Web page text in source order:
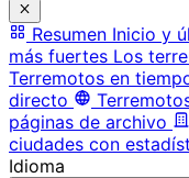
Resumen Inicio y
más fuertes Los
Terremotos en
directo
páginas de archivo
ciudades con
Idioma